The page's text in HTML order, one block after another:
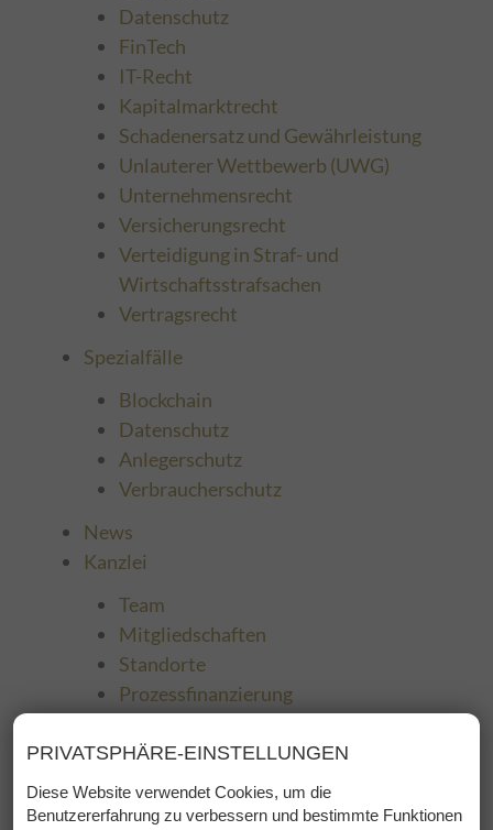
Datenschutz
FinTech
IT-Recht
Kapitalmarktrecht
Schadenersatz und Gewährleistung
Unlauterer Wettbewerb (UWG)
Unternehmensrecht
Versicherungsrecht
Verteidigung in Straf- und
Wirtschaftsstrafsachen
Vertragsrecht
Spezialfälle
Blockchain
Datenschutz
Anlegerschutz
Verbraucherschutz
News
Kanzlei
Team
Mitgliedschaften
Standorte
Prozessfinanzierung
Bereiche
PRIVATSPHÄRE-EINSTELLUNGEN
Diese Website verwendet Cookies, um die
Benutzererfahrung zu verbessern und bestimmte Funktionen